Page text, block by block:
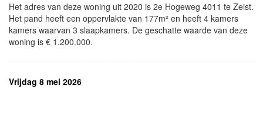
Het adres van deze woning uit 2020 is 2e Hogeweg 4011 te Zeist.
Het pand heeft een oppervlakte van 177m² en heeft 4 kamers
kamers waarvan 3 slaapkamers. De geschatte waarde van deze
woning is € 1.200.000.
Vrijdag 8 mei 2026